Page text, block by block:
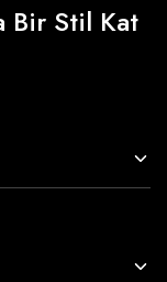
Bir Stil Kat